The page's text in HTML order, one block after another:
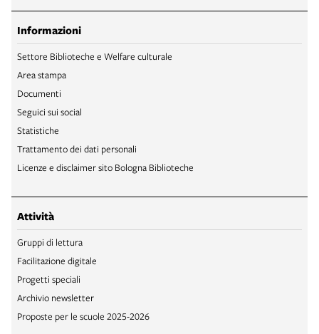
Informazioni
Settore Biblioteche e Welfare culturale
Area stampa
Documenti
Seguici sui social
Statistiche
Trattamento dei dati personali
Licenze e disclaimer sito Bologna Biblioteche
Attività
Gruppi di lettura
Facilitazione digitale
Progetti speciali
Archivio newsletter
Proposte per le scuole 2025-2026